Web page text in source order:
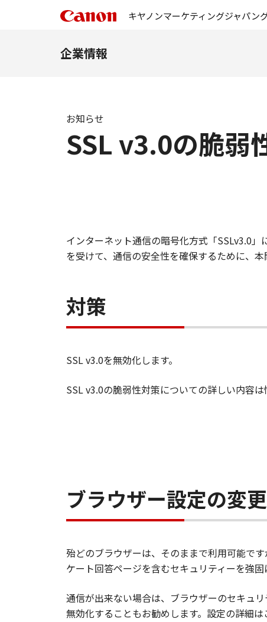
キヤノンマーケティングジャパン
企業情報
SSL v3.0の脆弱
お知らせ
インターネット通信の暗号化方式「SSLv3.0
を受けて、通信の安全性を確保するために、本
対策
SSL v3.0を無効化します。
SSL v3.0の脆弱性対策についての詳しい内容
ブラウザー設定の変
殆どのブラウザーは、そのままで利用可能で
ケート回答ページを含むセキュリティーを強
通信が出来ない場合は、ブラウザーのセキュ
無効化することもお勧めします。設定の詳細